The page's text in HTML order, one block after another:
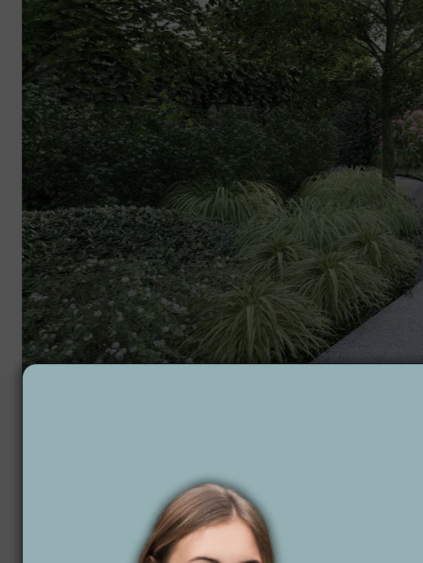
tworzymy ogrody w Radzyniu Chełmińskim, które
klientów, aby stworzyć przestrzeń, która jest nie tylko piękna, ale też
technologie, takie jak automatyczne nawadnianie i oświetlenie,